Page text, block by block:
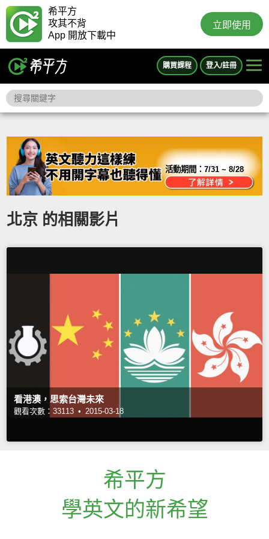
希平方
攻其不背
App 開放下載中
立即使用
購買課程 登入/註冊
活動期間：7/31 ~ 8/28
北京 的相關影片
看港澳，思索台灣未來
觀看次數：33113 • 2015-03-18
希平方
學英文的新希望